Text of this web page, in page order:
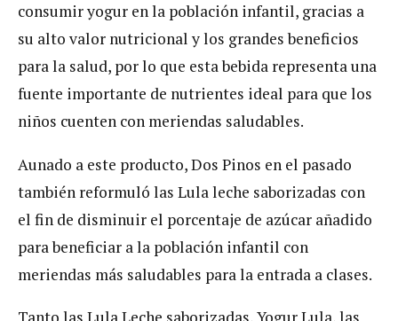
consumir yogur en la población infantil, gracias a
su alto valor nutricional y los grandes beneficios
para la salud, por lo que esta bebida representa una
fuente importante de nutrientes ideal para que los
niños cuenten con meriendas saludables.
Aunado a este producto, Dos Pinos en el pasado
también reformuló las Lula leche saborizadas con
el fin de disminuir el porcentaje de azúcar añadido
para beneficiar a la población infantil con
meriendas más saludables para la entrada a clases.